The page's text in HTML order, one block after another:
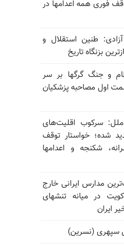
فوری همه اعدامها در
طنین استقلال و
بزنگاه تاریخ
و جنگ گرگها بر سر
اول مصاحبه پزشکیان
ملل: سرکوب اقلیت‌های
شده؛ خواستار توقف
شکنجه و اعدامها
مدارس ایرانی خارج
در میانه تنشهای
ایران
سپهری (نسرین)